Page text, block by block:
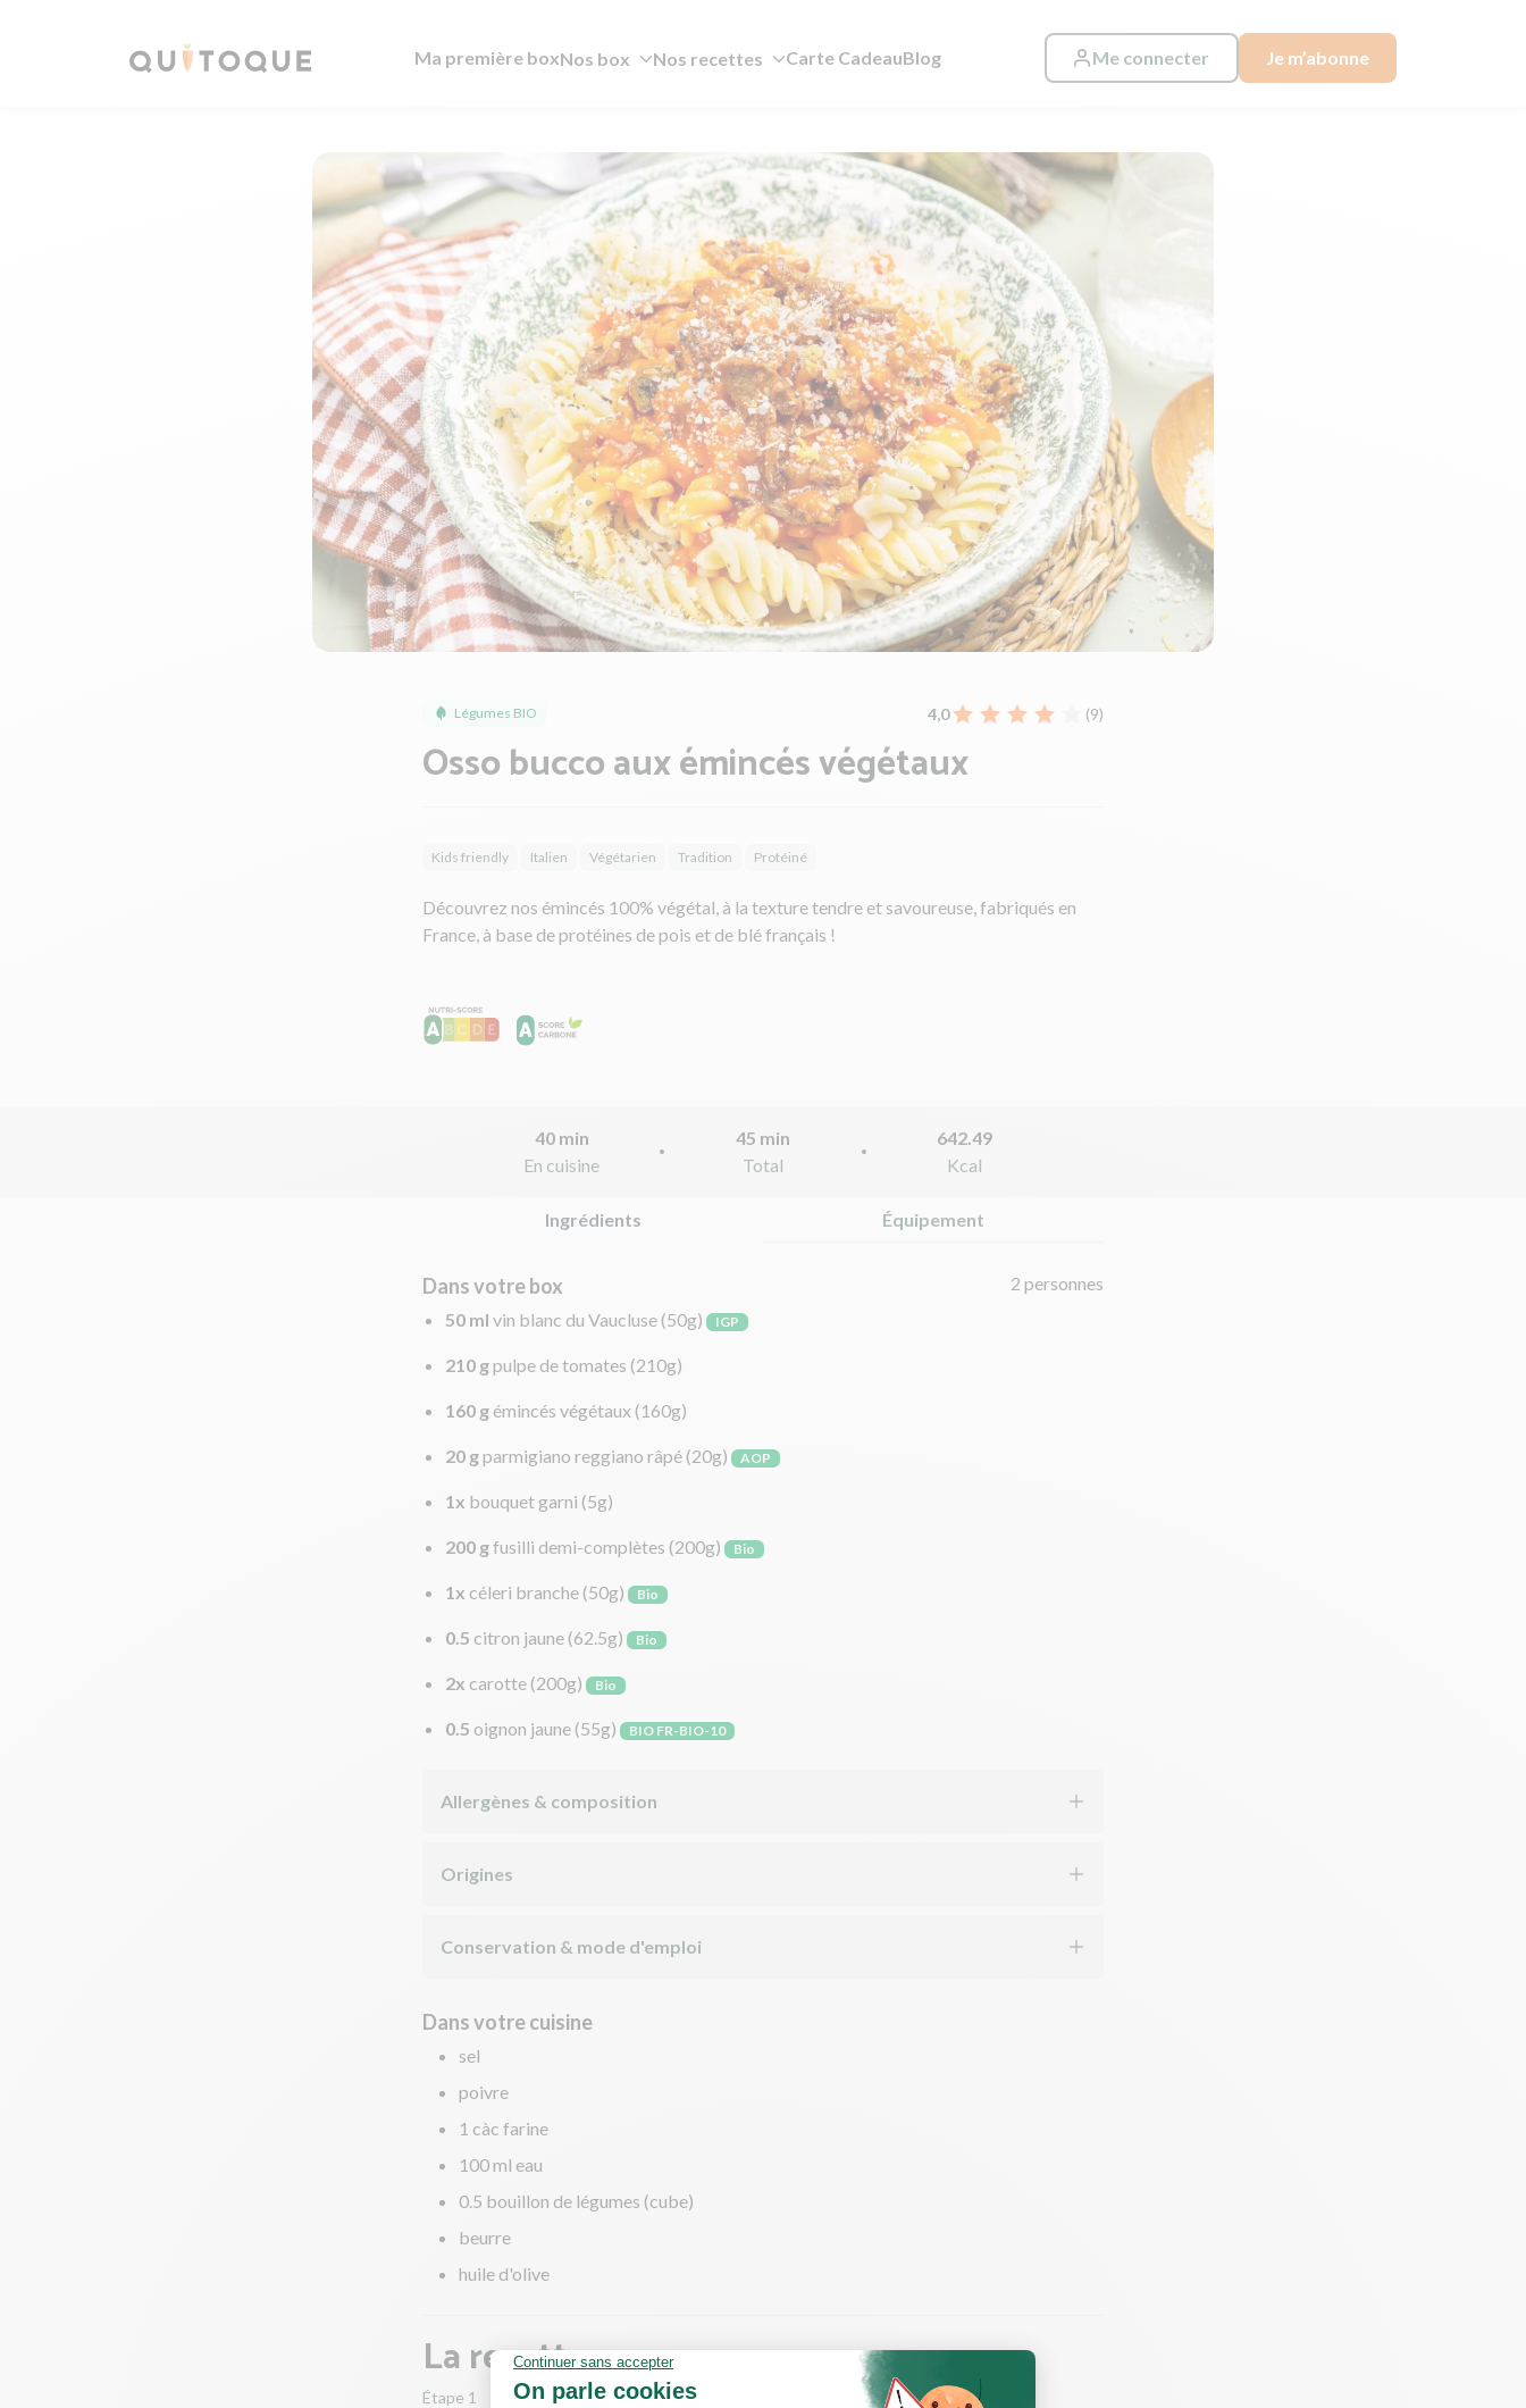
Ma première boxNos box Nos recettes Carte CadeauBlog Me connecter Je m’abonne
Légumes BIO 4,0 (9)
Osso bucco aux émincés végétaux
Kids friendly Italien Végétarien Tradition Protéiné
Découvrez nos émincés 100% végétal, à la texture tendre et savoureuse, fabriqués en
France, à base de protéines de pois et de blé français !
40 min
En cuisine
45 min
Total
642.49
Kcal
Ingrédients Équipement
Dans votre box
2 personnes
50 ml vin blanc du Vaucluse (50g) IGP
210 gpulpe de tomates (210g)
160 g émincés végétaux (160g)
20 gparmigiano reggiano râpé (20g) AOP
1x bouquet garni (5g)
200 gfusilli demi-complètes (200g) Bio
1x céleri branche (50g) Bio
0.5 citron jaune (62.5g) Bio
2x carotte (200g) Bio
0.5 oignon jaune (55g) BIO FR-BIO-10
Allergènes & composition
Origines
Conservation & mode d'emploi
Dans votre cuisine
sel
poivre
1 càc farine
100 ml eau
0.5 bouillon de légumes (cube)
beurre
huile d'olive
La recette
Étape 1